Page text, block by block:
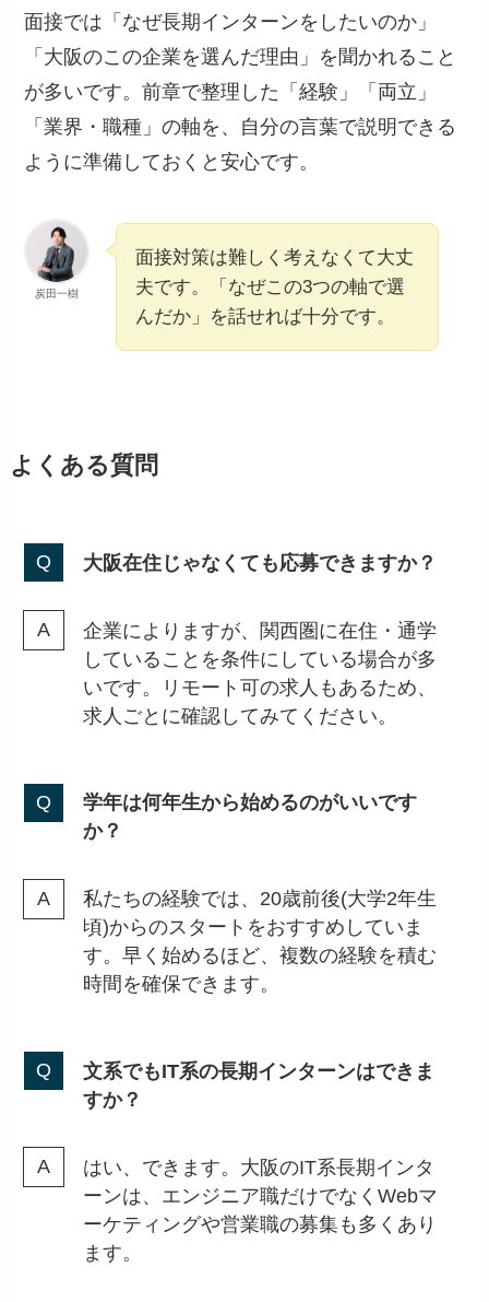
面接では「なぜ長期インターンをしたいのか」
「大阪のこの企業を選んだ理由」を聞かれること
が多いです。前章で整理した「経験」「両立」
「業界・職種」の軸を、自分の言葉で説明できる
ように準備しておくと安心です。
炭田一樹
面接対策は難しく考えなくて大丈
夫です。「なぜこの3つの軸で選
んだか」を話せれば十分です。
よくある質問
大阪在住じゃなくても応募できますか？
企業によりますが、関西圏に在住・通学
していることを条件にしている場合が多
いです。リモート可の求人もあるため、
求人ごとに確認してみてください。
学年は何年生から始めるのがいいです
か？
私たちの経験では、20歳前後(大学2年生
頃)からのスタートをおすすめしていま
す。早く始めるほど、複数の経験を積む
時間を確保できます。
文系でもIT系の長期インターンはできま
すか？
はい、できます。大阪のIT系長期インタ
ーンは、エンジニア職だけでなくWebマ
ーケティングや営業職の募集も多くあり
ます。